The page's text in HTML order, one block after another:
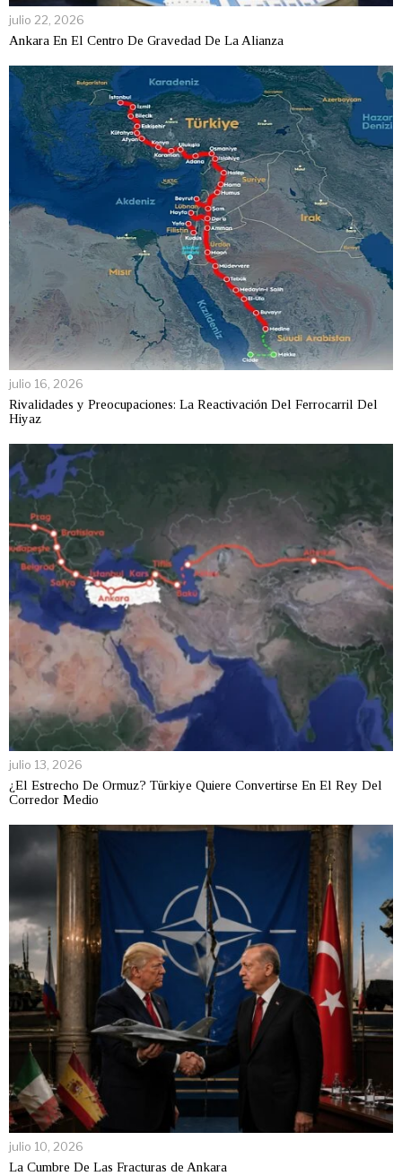
julio 22, 2026
Ankara En El Centro De Gravedad De La Alianza
julio 16, 2026
Rivalidades y Preocupaciones: La Reactivación Del Ferrocarril Del
Hiyaz
julio 13, 2026
¿El Estrecho De Ormuz? Türkiye Quiere Convertirse En El Rey Del
Corredor Medio
julio 10, 2026
La Cumbre De Las Fracturas de Ankara